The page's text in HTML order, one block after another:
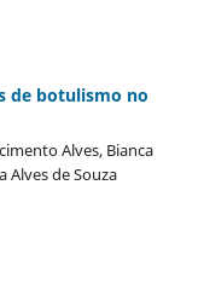
de botulismo no
Alves, Bianca
Alves de Souza